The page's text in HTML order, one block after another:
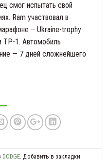
смог испытать свой
Ram участвовал в
– Ukraine-trophy
ТР-1. Автомобиль
— 7 дней сложнейшего
DODGE. Добавить в закладки